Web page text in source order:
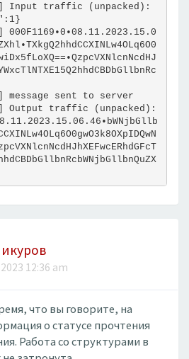
Input traffic (unpacked):
000F1169•0•08.11.2023.15.0
message sent to server
Output traffic (unpacked):
12:36 am
что вы говорите, на
о статусе прочтения
Работа со структурами в